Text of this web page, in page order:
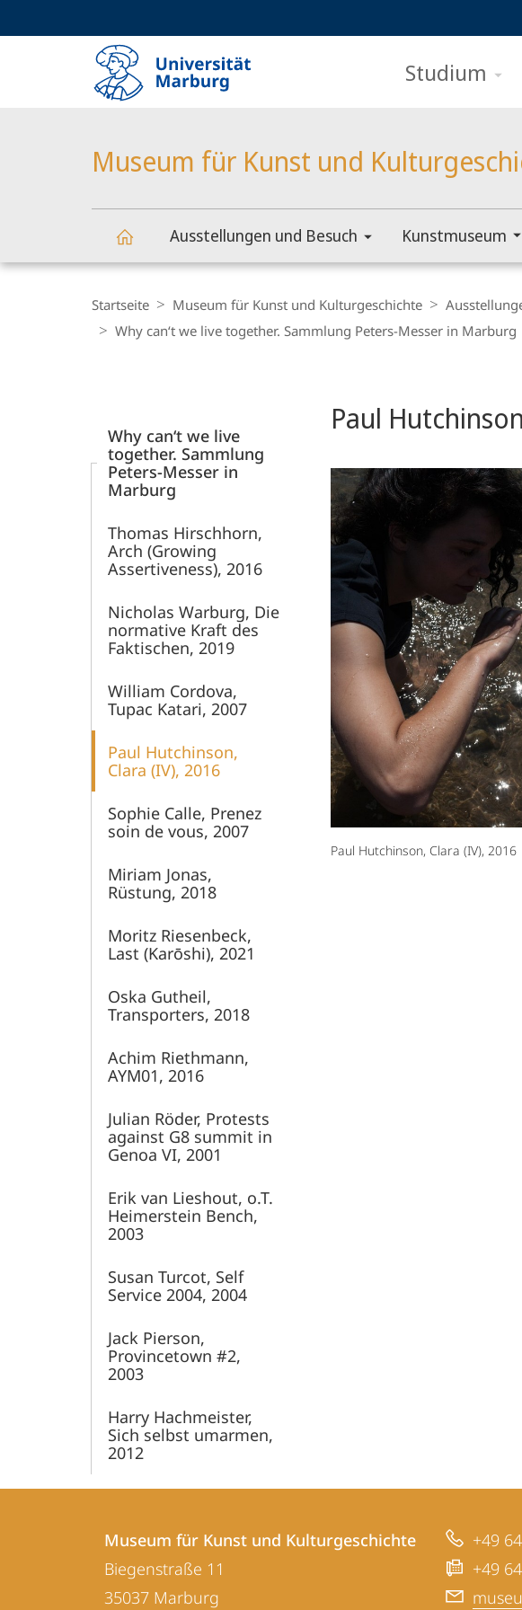
Studium
Museum für Kunst und
für
Kulturgeschichte
Ausstellungen und Besuch Kunstmuseum
Navigation
Startseite Museum für Kunst und Kulturgeschichte
Why can‘t we live together. Sammlung Peters-Messer in Marburg
Why can‘t we live
together. Sammlung
Peters-Messer in
Marburg
Thomas Hirschhorn,
Arch (Growing
Assertiveness), 2016
Nicholas Warburg, Die
normative Kraft des
Faktischen, 2019
William Cordova,
Tupac Katari, 2007
Paul Hutchinson,
Clara (IV), 2016
Sophie Calle, Prenez
soin de vous, 2007
Miriam Jonas,
Rüstung, 2018
Moritz Riesenbeck,
Last (Karōshi), 2021
Oska Gutheil,
Transporters, 2018
Achim Riethmann,
AYM01, 2016
Julian Röder, Protests
against G8 summit in
Genoa VI, 2001
Erik van Lieshout, o.T.
Heimerstein Bench,
2003
Susan Turcot, Self
Service 2004, 2004
Jack Pierson,
Provincetown #2,
2003
Harry Hachmeister,
Sich selbst umarmen,
2012
Paul
Paul Hutchinson, Clara (IV), 2016
Informationen
Kontaktinformationen
Museum
für
Museum für Kunst und Kulturgeschichte
Biegenstraße 11
35037 Marburg
+49
+49